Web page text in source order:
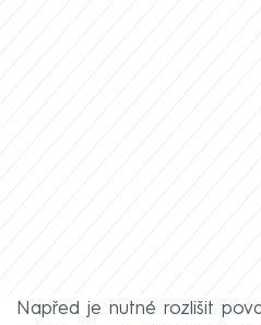
Napřed je nutné rozlišit